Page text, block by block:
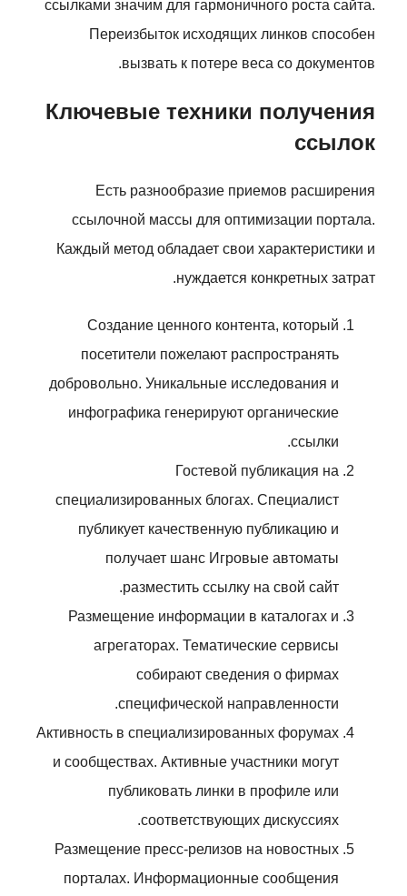
ссылками значим для гармоничного роста сайта.
Переизбыток исходящих линков способен
вызвать к потере веса со документов.
Ключевые техники получения
ссылок
Есть разнообразие приемов расширения
ссылочной массы для оптимизации портала.
Каждый метод обладает свои характеристики и
нуждается конкретных затрат.
Создание ценного контента, который
посетители пожелают распространять
добровольно. Уникальные исследования и
инфографика генерируют органические
ссылки.
Гостевой публикация на
специализированных блогах. Специалист
публикует качественную публикацию и
получает шанс Игровые автоматы
разместить ссылку на свой сайт.
Размещение информации в каталогах и
агрегаторах. Тематические сервисы
собирают сведения о фирмах
специфической направленности.
Активность в специализированных форумах
и сообществах. Активные участники могут
публиковать линки в профиле или
соответствующих дискуссиях.
Размещение пресс-релизов на новостных
порталах. Информационные сообщения